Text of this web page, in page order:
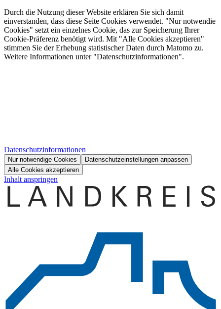
Durch die Nutzung dieser Website erklären Sie sich damit
einverstanden, dass diese Seite Cookies verwendet. "Nur notwendie
Cookies" setzt ein einzelnes Cookie, das zur Speicherung Ihrer
Cookie-Präferenz benötigt wird. Mit "Alle Cookies akzeptieren"
stimmen Sie der Erhebung statistischer Daten durch Matomo zu.
Weitere Informationen unter "Datenschutzinformationen".
Datenschutzinformationen
Nur notwendige Cookies
Datenschutzeinstellungen anpassen
Alle Cookies akzeptieren
Inhalt anspringen